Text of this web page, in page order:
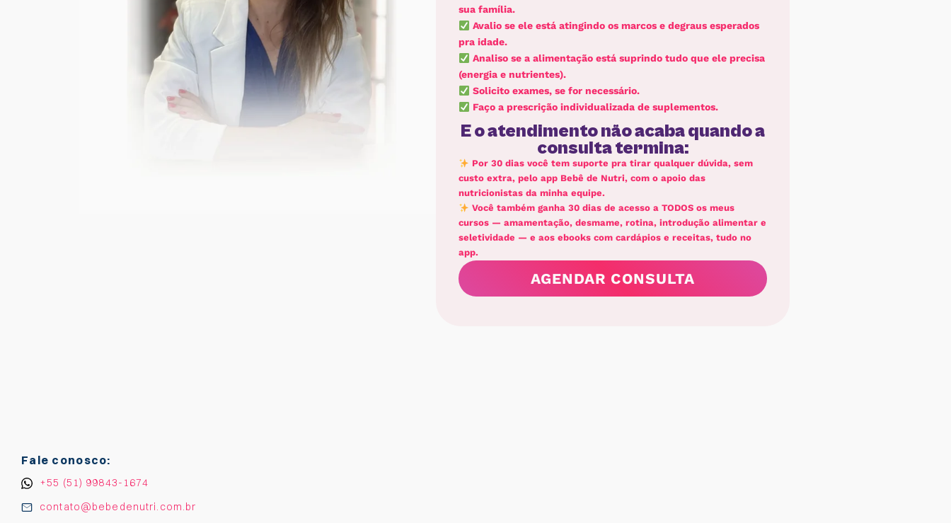
sua família.
Avalio se ele está atingindo os marcos e degraus esperados
pra idade.
Analiso se a alimentação está suprindo tudo que ele precisa
(energia e nutrientes).
Solicito exames, se for necessário.
Faço a prescrição individualizada de suplementos.
E o atendimento não acaba quando a
consulta termina:
Por 30 dias você tem suporte pra tirar qualquer dúvida, sem
custo extra, pelo app Bebê de Nutri, com o apoio das
nutricionistas da minha equipe.
Você também ganha 30 dias de acesso a TODOS os meus
cursos — amamentação, desmame, rotina, introdução alimentar e
seletividade — e aos ebooks com cardápios e receitas, tudo no
app.
AGENDAR CONSULTA
Fale conosco:
+55 (51) 99843-1674
contato@bebedenutri.com.br